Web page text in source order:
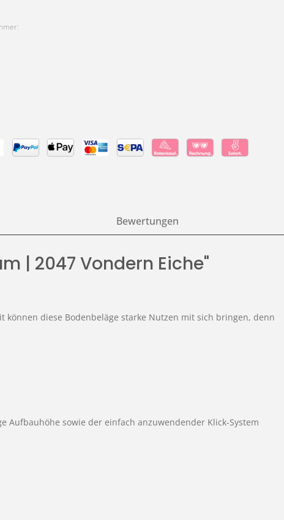
Bewertungen
| 2047 Vondern Eiche"
diese Bodenbeläge starke Nutzen mit sich bringen, denn
Aufbauhöhe sowie der einfach anzuwendender Klick-System